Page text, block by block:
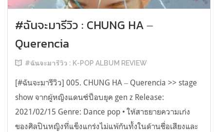
#ฉันจะมารีวิว : CHUNG HA ‒
Querencia
#ฉันจะมารีวิว : K-POP ALBUM REVIEW
[#ฉันจะมารีวิว] 005. CHUNG HA ‒ Querencia >> stage
show จากผู้หญิงแดนซ์ป็อบยุค gen z Release:
2021/02/15 Genre: Dance pop • ให้สาธยายความเก่ง
ของศิลปินหญิงที่แข็งแกร่งไม่แพ้กันทั้งในด้านชื่อเสียงและ